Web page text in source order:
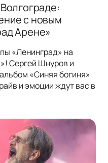
с новым
Арене»
«Ленинград» на
Сергей Шнуров и
«Синяя богиня»
и эмоции ждут вас в